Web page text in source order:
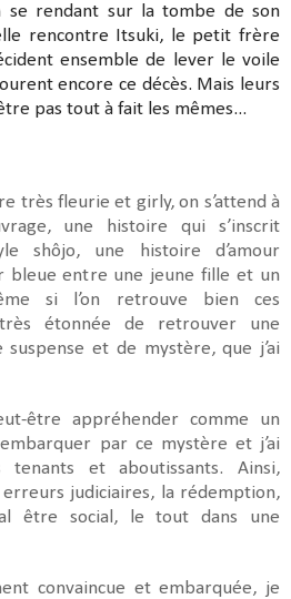
se rendant sur la tombe de son
rencontre Itsuki, le petit frère
ensemble de lever le voile
encore ce décès. Mais leurs
pas tout à fait les mêmes...
très fleurie et girly, on s’attend à
une histoire qui s’inscrit
shôjo, une histoire d’amour
bleue entre une jeune fille et un
si l’on retrouve bien ces
très étonnée de retrouver une
et de mystère, que j’ai
être appréhender comme un
par ce mystère et j’ai
et aboutissants. Ainsi,
erreurs judiciaires, la rédemption,
être social, le tout dans une
convaincue et embarquée, je